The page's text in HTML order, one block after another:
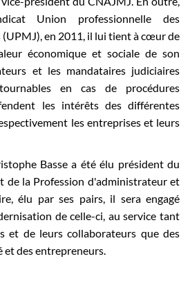
Union professionnelle des
en 2011, il lui tient à cœur de
économique et sociale de son
et les mandataires judiciaires
en cas de procédures
les intérêts des différentes
les entreprises et leurs
Basse a été élu président du
de la Profession d'administrateur et
élu par ses pairs, il sera engagé
de celle-ci, au service tant
et de leurs collaborateurs que des
des entrepreneurs.